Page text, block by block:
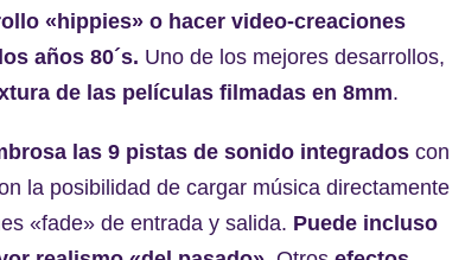
«hippies» o hacer video-creaciones
años 80´s. Uno de los mejores desarrollos,
de las películas filmadas en 8mm.
las 9 pistas de sonido integrados con
la posibilidad de cargar música directamente
«fade» de entrada y salida. Puede incluso